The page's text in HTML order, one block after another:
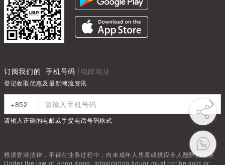
订阅我们的 手机号码 电邮地址
登记收取优惠及最新潮流资讯
请输入正确的电邮或手提电话号码格式
根据香港法律，不得在业务过程中，向未成年人售卖或供应令人醺醉的酒类
Under the law of Hong Kong, intoxicating liquor must not be sold or